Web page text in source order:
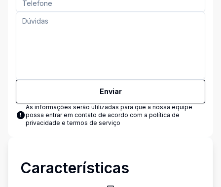
Enviar
As informações serão utilizadas para que a nossa equipe
possa entrar em contato de acordo com a política de
privacidade e termos de serviço
Características